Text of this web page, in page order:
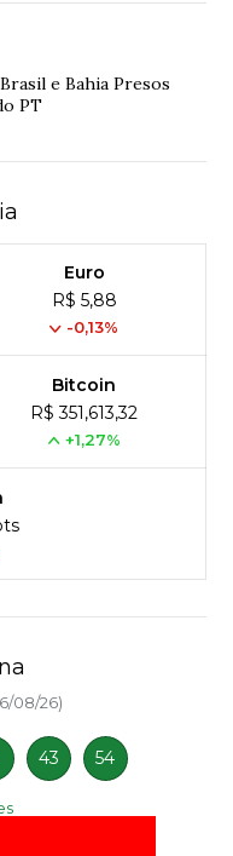
e Bahia Presos
PT
Euro
R$ 5,88
-0,13%
Bitcoin
R$ 351,613,32
+1,27%
08/26)
43 54